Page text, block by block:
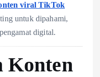
viral TikTok
untuk dipahami,
digital.
Konten